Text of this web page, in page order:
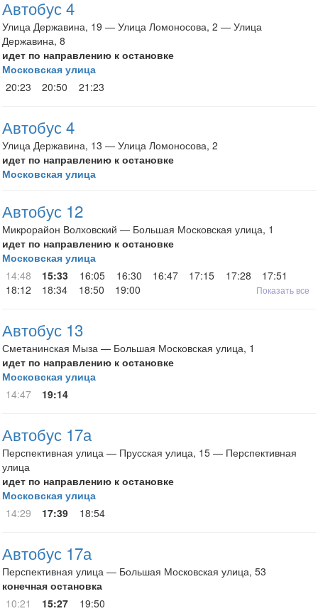
Автобус 4
Улица Державина, 19 — Улица Ломоносова, 2 — Улица
Державина, 8
идет по направлению к остановке
Московская улица
20:23
20:50 21:23
Автобус 4
Улица Державина, 13 — Улица Ломоносова, 2
идет по направлению к остановке
Московская улица
Автобус 12
Микрорайон Волховский — Большая Московская улица, 1
идет по направлению к остановке
Московская улица
14:48
15:33 16:05 16:30 16:47 17:15 17:28
17:51
18:12
18:34 18:50 19:00 Показать все
Автобус 13
Сметанинская Мыза — Большая Московская улица, 1
идет по направлению к остановке
Московская улица
14:47
19:14
Автобус 17а
Перспективная улица — Прусская улица, 15 — Перспективная
улица
идет по направлению к остановке
Московская улица
14:29
17:39 18:54
Автобус 17а
Перспективная улица — Большая Московская улица, 53
конечная остановка
10:21
15:27 19:50